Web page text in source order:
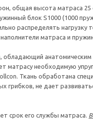
общая высота матраса 25
блок S1000 (1000
распределять
матраса и
обладающий
матрасу необходимую
Ткань обработана
грибков, не дает
срок его службы матраса.